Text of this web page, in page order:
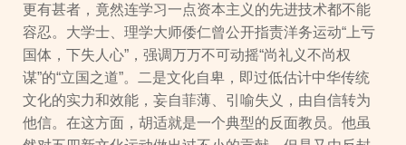
更有甚者，竟然连学习一点资本主义的先进技术都不能
容忍。大学士、理学大师倭仁曾公开指责洋务运动“上亏
国体，下失人心”，强调万万不可动摇“尚礼义不尚权
谋”的“立国之道”。二是文化自卑，即过低估计中华传统
文化的实力和效能，妄自菲薄、引喻失义，由自信转为
他信。在这方面，胡适就是一个典型的反面教员。他虽